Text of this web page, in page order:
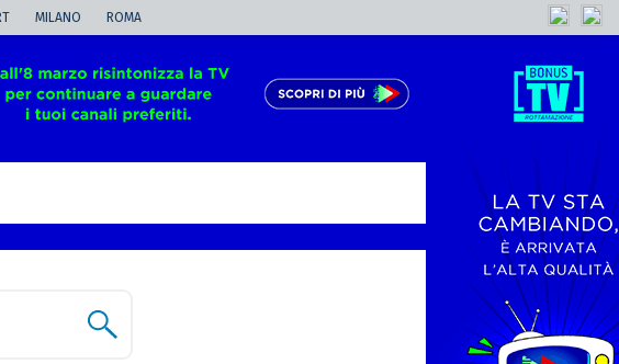
MILANO ROMA